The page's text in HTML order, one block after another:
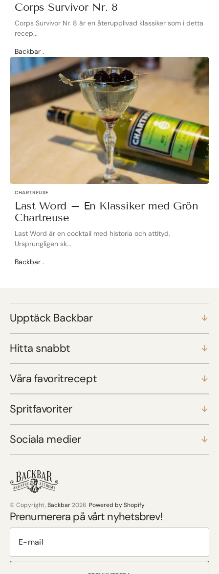
Corps Survivor Nr. 8
Corps Survivor Nr. 8 är en återupplivad klassiker som i detta
recep...
Backbar .
CHARTREUSE
Last Word – En Klassiker med Grön
Chartreuse
Last Word är en cocktail med historia och attityd.
Ursprungligen sk...
Backbar .
Upptäck Backbar
Hitta snabbt
Våra favoritrecept
Spritfavoriter
Sociala medier
© Copyright, Backbar2026 Powered by Shopify
Prenumerera på vårt nyhetsbrev!